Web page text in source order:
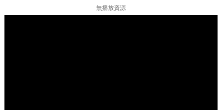
無播放資源